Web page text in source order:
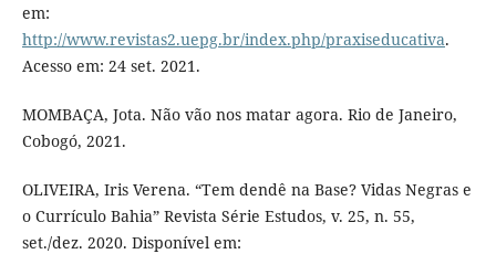
em:
http://www.revistas2.uepg.br/index.php/praxiseducativa.
Acesso em: 24 set. 2021.
MOMBAÇA, Jota. Não vão nos matar agora. Rio de Janeiro,
Cobogó, 2021.
OLIVEIRA, Iris Verena. “Tem dendê na Base? Vidas Negras e
o Currículo Bahia” Revista Série Estudos, v. 25, n. 55,
set./dez. 2020. Disponível em: